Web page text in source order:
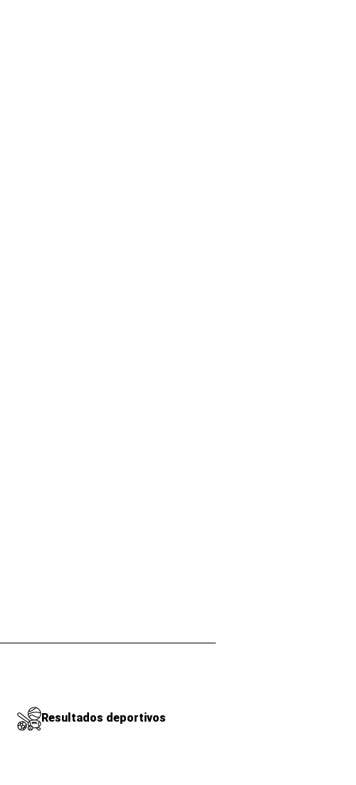
Resultados deportivos